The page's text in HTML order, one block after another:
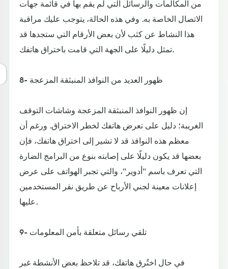
من المكالمات والرسائل التي لم يقم بها في قائمة جهات
الاتصال الخاصة به. وفي هذه الحالة، يتوجب عليك مراقبة
هذا النشاط عن كثب لأن بعض الأرقام التي ستجدها قد
تمثل دليلًا على الجهة التي قامت باختراق هاتفك.
8- ظهور العديد من النوافذ المنبثقة المزعجة
إن ظهور النوافذ المنبثقة المزعجة وشاشات التوقف
الغريبة؛ دليل على تعرض هاتفك لخطر الاختراق. ورغم أن
معظم هذه النوافذ قد لا تشير إلى اختراق هاتفك، فإن
بعضها قد يكون دليلًا على إصابته بنوع من البرامج الضارة
التي تعرف باسم "أدوير"، والتي تجبر الهواتف على عرض
إعلانات معينة لجني الأرباح عن طريق نقر المستخدمين
عليها.
9- تلقي رسائل متعلقة بأمن المعلومات
في حال اختُرق هاتفك، قد تلاحظ بعض الأنشطة غير